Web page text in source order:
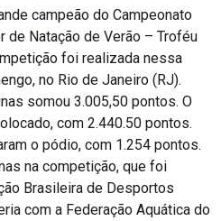
campeão do Campeonato
de Natação de Verão – Troféu
foi realizada nessa
no Rio de Janeiro (RJ).
somou 3.005,50 pontos. O
com 2.440.50 pontos.
o pódio, com 1.254 pontos.
na competição, que foi
Brasileira de Desportos
com a Federação Aquática do